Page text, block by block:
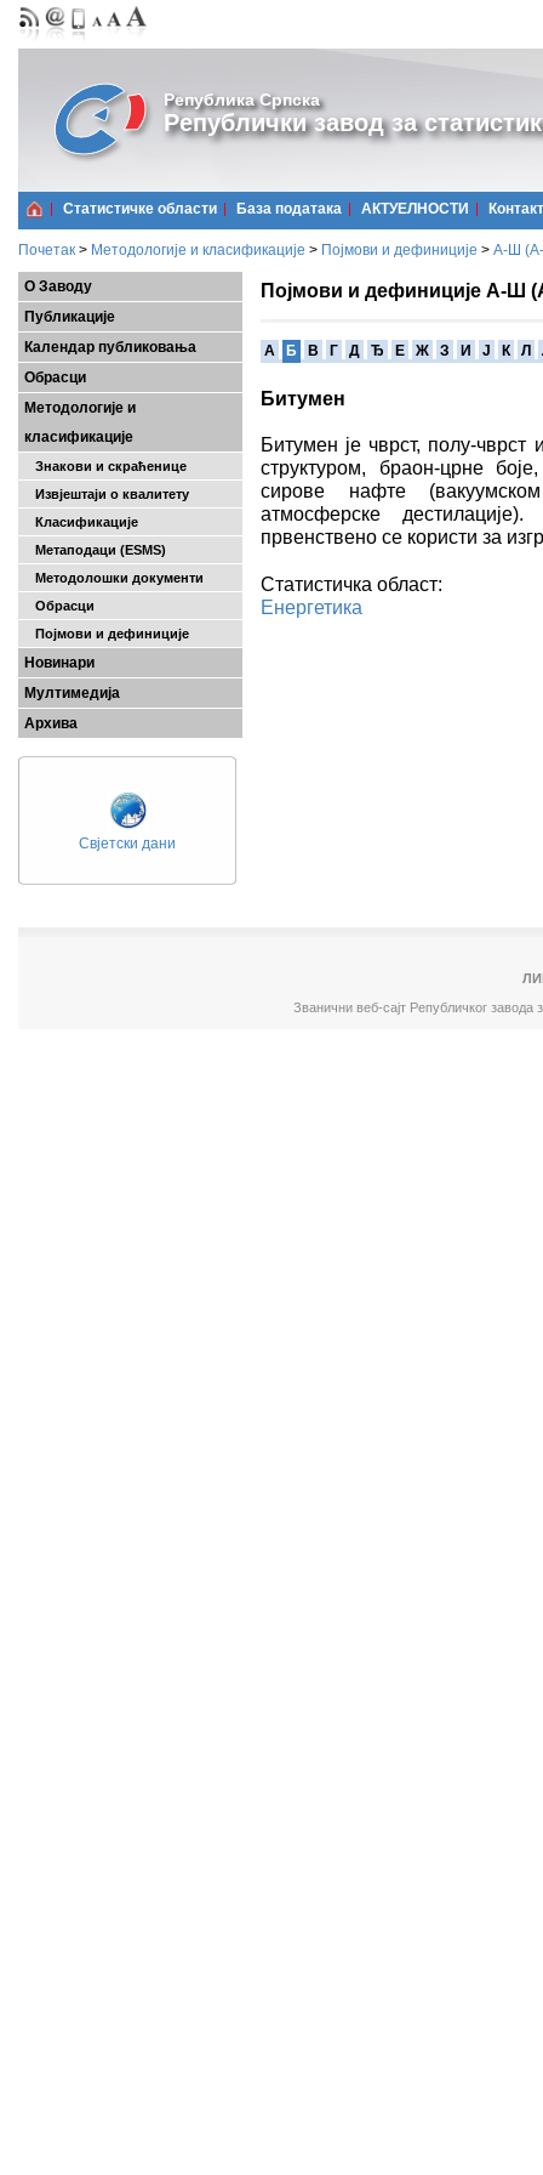
Република Српска
Републички завод за
Статистичке области Базa података АКТУЕЛНОСТИ Контакт
Почетак > Методологије и класификације > Појмови и дефиниције > А-Ш
О Заводу
Публикације
Календар публиковања
Обрасци
Методологије и
класификације
Знакови и скраћенице
Извјештаји о квалитету
Класификације
Метаподаци (ESMS)
Методолошки документи
Обрасци
Појмови и дефиниције
Новинари
Мултимедија
Архива
Свјетски дани
Појмови и дефиниције А-Ш
A Б В Г Д Ђ Е Ж З И Ј К Л
Битумен
Битумен је чврст, полу-
структуром, браон-црне
сирове нафте
атмосферске
првенствено се користи за
Статистичка област:
Енергетика
Званични веб-сајт Републичког